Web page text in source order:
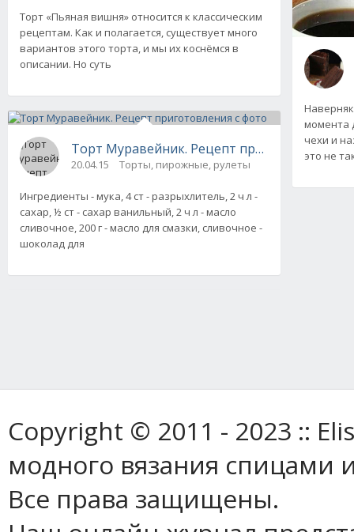
Торт «Пьяная вишня» относится к классическим
рецептам. Как и полагается, существует много
вариантов этого торта, и мы их коснёмся в
описании. Но суть
Торт Муравейник. Рецепт приготовления с
20.04.15 Торты, пирожные, рулеты
Ингредиенты - мука, 4 ст - разрыхлитель, 2 ч л -
сахар, ½ ст - сахар ванильный, 2 ч л - масло
сливочное, 200 г - масло для смазки, сливочное -
шоколад для
момента
чехи и
это не
Copyright © 2011 - 2023 ::
модного вязания спицами
Все права защищены.